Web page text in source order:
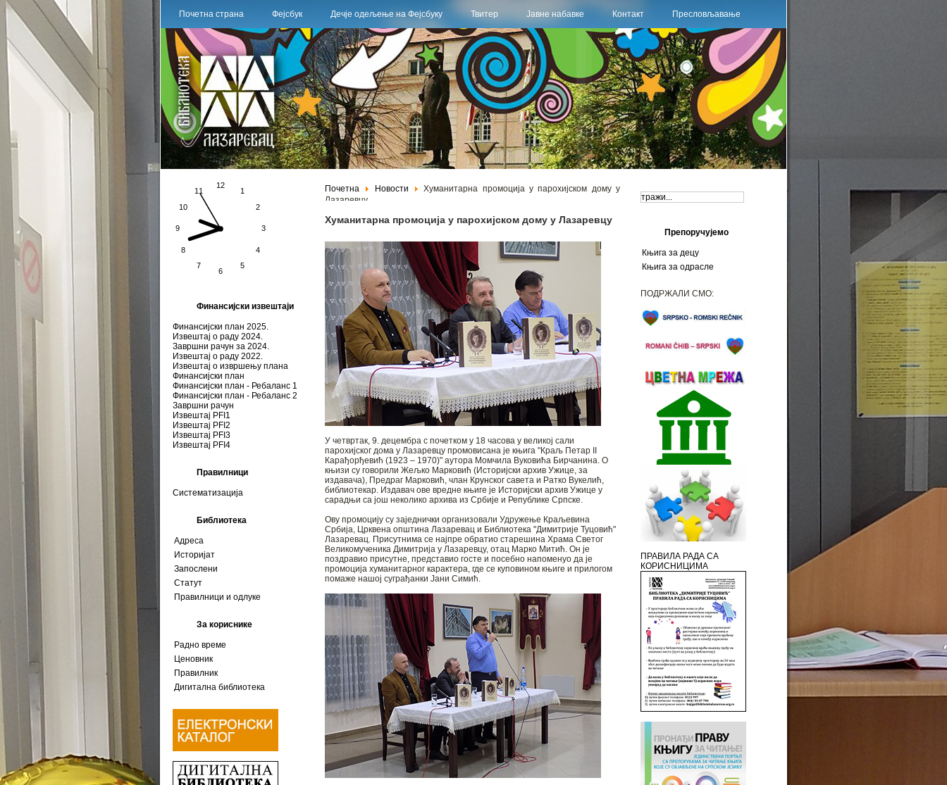
Почетна страна Фејсбук Дечје одељење на Фејсбуку Твитер Јавне набавке Контакт Пресловљавање
Финансијски извештаји
Финансијски план 2025.
Извештај о раду 2024.
Завршни рачун за 2024.
Извештај о раду 2022.
Извештај о извршењу плана
Финансијски план
Финансијски план - Ребаланс 1
Финансијски план - Ребаланс 2
Завршни рачун
Извештај PFI1
Извештај PFI2
Извештај PFI3
Извештај PFI4
Правилници
Систематизација
Библиотека
Адреса
Историјат
Запослени
Статут
Правилници и одлуке
За кориснике
Радно време
Ценовник
Правилник
Дигитална библиотека
Почетна Новости
Хуманитарна промоција у парохијском дому у
Лазаревцу
Хуманитарна промоција у парохијском дому у Лазаревцу
У четвртак, 9. децембра с почетком у 18 часова у великој сали
парохијског дома у Лазаревцу промовисана је књига "Краљ Петар II
Карађорђевић (1923 – 1970)" аутора Момчила Вуковића Бирчанина. О
књизи су говорили Жељко Марковић (Историјски архив Ужице, за
издавача), Предраг Марковић, члан Крунског савета и Ратко Вукелић,
библиотекар. Издавач ове вредне књиге је Историјски архив Ужице у
сарадњи са још неколико архива из Србије и Републике Српске.
Ову промоцију су заједнички организовали Удружење Краљевина
Србија, Црквена општина Лазаревац и Библиотека "Димитрије Туцовић"
Лазаревац. Присутнима се најпре обратио старешина Храма Светог
Великомученика Димитрија у Лазаревцу, отац Марко Митић. Он је
поздравио присутне, представио госте и посебно напоменуо да је
промоција хуманитарног карактера, где се куповином књиге и прилогом
помаже нашој суграђанки Јани Симић.
Препоручујемо
Књига за децу
Књига за одрасле
ПОДРЖАЛИ СМО:
ПРАВИЛА РАДА СА
КОРИСНИЦИМА